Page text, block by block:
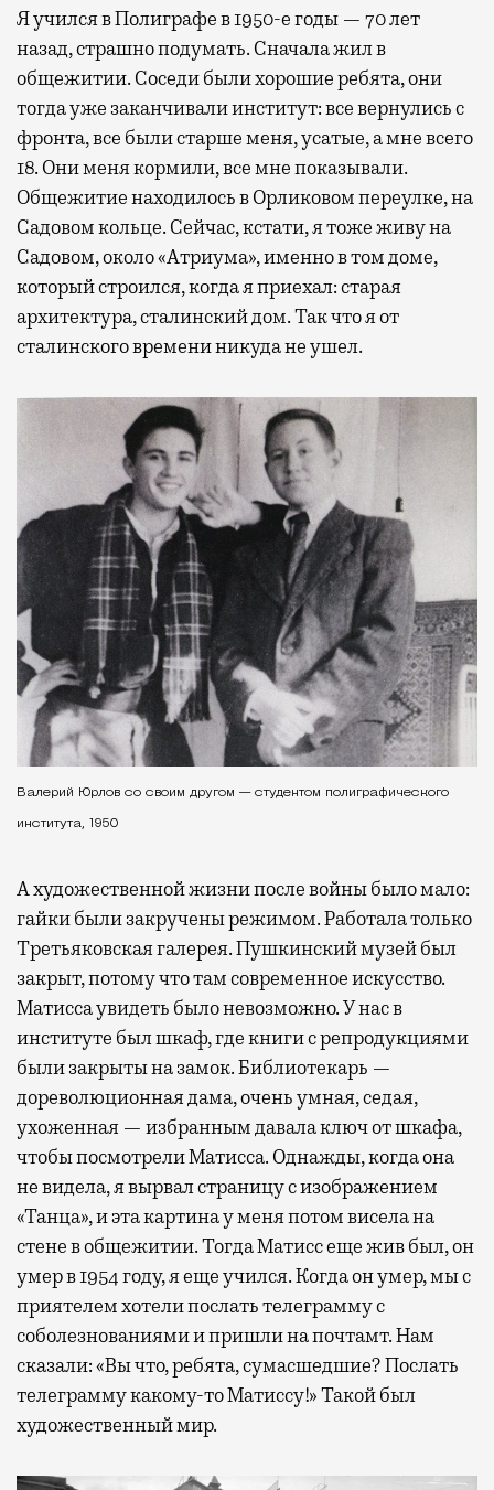
Я учился в Полиграфе в 1950-е годы — 70 лет
назад, страшно подумать. Сначала жил в
общежитии. Соседи были хорошие ребята, они
тогда уже заканчивали институт: все вернулись с
фронта, все были старше меня, усатые, а мне всего
18. Они меня кормили, все мне показывали.
Общежитие находилось в Орликовом переулке, на
Садовом кольце. Сейчас, кстати, я тоже живу на
Садовом, около «Атриума», именно в том доме,
который строился, когда я приехал: старая
архитектура, сталинский дом. Так что я от
сталинского времени никуда не ушел.
Валерий Юрлов со своим другом — студентом полиграфического
института, 1950
А художественной жизни после войны было мало:
гайки были закручены режимом. Работала только
Третьяковская галерея. Пушкинский музей был
закрыт, потому что там современное искусство.
Матисса увидеть было невозможно. У нас в
институте был шкаф, где книги с репродукциями
были закрыты на замок. Библиотекарь —
дореволюционная дама, очень умная, седая,
ухоженная — избранным давала ключ от шкафа,
чтобы посмотрели Матисса. Однажды, когда она
не видела, я вырвал страницу с изображением
«Танца», и эта картина у меня потом висела на
стене в общежитии. Тогда Матисс еще жив был, он
умер в 1954 году, я еще учился. Когда он умер, мы с
приятелем хотели послать телеграмму с
соболезнованиями и пришли на почтамт. Нам
сказали: «Вы что, ребята, сумасшедшие? Послать
телеграмму какому-то Матиссу!» Такой был
художественный мир.